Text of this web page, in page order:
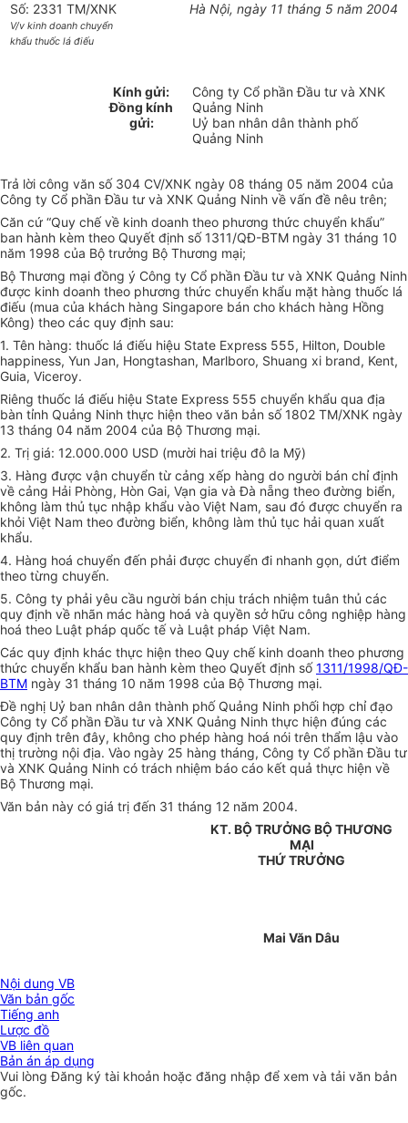
Số: 2331 TM/XNK
V/v kinh doanh chuyển
khẩu thuốc lá điếu
Hà Nội, ngày 11 tháng 5 năm 2004
Kính gửi:
Đồng kính
gửi:
Công ty Cổ phần Đầu tư và XNK
Quảng Ninh
Uỷ ban nhân dân thành phố
Quảng Ninh
Trả lời công văn số 304 CV/XNK ngày 08 tháng 05 năm 2004 của
Công ty Cổ phần Đầu tư và XNK Quảng Ninh về vấn đề nêu trên;
Căn cứ “Quy chế về kinh doanh theo phương thức chuyển khẩu”
ban hành kèm theo Quyết định số 1311/QĐ-BTM ngày 31 tháng 10
năm 1998 của Bộ trưởng Bộ Thương mại;
Bộ Thương mại đồng ý Công ty Cổ phần Đầu tư và XNK Quảng Ninh
được kinh doanh theo phương thức chuyển khẩu mặt hàng thuốc lá
điếu (mua của khách hàng Singapore bán cho khách hàng Hồng
Kông) theo các quy định sau:
1. Tên hàng: thuốc lá điếu hiệu State Express 555, Hilton, Double
happiness, Yun Jan, Hongtashan, Marlboro, Shuang xi brand, Kent,
Guia, Viceroy.
Riêng thuốc lá điếu hiệu State Express 555 chuyển khẩu qua địa
bàn tỉnh Quảng Ninh thực hiện theo văn bản số 1802 TM/XNK ngày
13 tháng 04 năm 2004 của Bộ Thương mại.
2. Trị giá: 12.000.000 USD (mười hai triệu đô la Mỹ)
3. Hàng được vận chuyển từ cảng xếp hàng do người bán chỉ định
về cảng Hải Phòng, Hòn Gai, Vạn gia và Đà nẵng theo đường biển,
không làm thủ tục nhập khẩu vào Việt Nam, sau đó được chuyển ra
khỏi Việt Nam theo đường biển, không làm thủ tục hải quan xuất
khẩu.
4. Hàng hoá chuyển đến phải được chuyển đi nhanh gọn, dứt điểm
theo từng chuyến.
5. Công ty phải yêu cầu người bán chịu trách nhiệm tuân thủ các
quy định về nhãn mác hàng hoá và quyền sở hữu công nghiệp hàng
hoá theo Luật pháp quốc tế và Luật pháp Việt Nam.
Các quy định khác thực hiện theo Quy chế kinh doanh theo phương
thức chuyển khẩu ban hành kèm theo Quyết định số1311/1998/QĐ-
BTM ngày 31 tháng 10 năm 1998 của Bộ Thương mại.
Đề nghị Uỷ ban nhân dân thành phố Quảng Ninh phối hợp chỉ đạo
Công ty Cổ phần Đầu tư và XNK Quảng Ninh thực hiện đúng các
quy định trên đây, không cho phép hàng hoá nói trên thẩm lậu vào
thị trường nội địa. Vào ngày 25 hàng tháng, Công ty Cổ phần Đầu tư
và XNK Quảng Ninh có trách nhiệm báo cáo kết quả thực hiện về
Bộ Thương mại.
Văn bản này có giá trị đến 31 tháng 12 năm 2004.
KT. BỘ TRƯỞNG BỘ THƯƠNG
MẠI
THỨ TRƯỞNG
Mai Văn Dâu
Nội dung VB
Văn bản gốc
Tiếng anh
Lược đồ
VB liên quan
Bản án áp dụng
Vui lòngĐăng ký tài khoản hoặc đăng nhập để xem và tải văn bản
gốc.